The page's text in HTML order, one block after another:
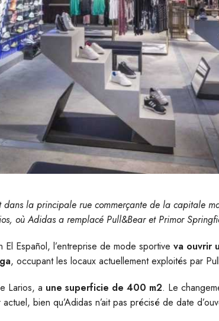
dans la principale rue commerçante de la capitale
où Adidas a remplacé Pull&Bear et Primor
Español, l’entreprise de mode sportive va ouvrir
, occupant les locaux actuellement exploités par
Larios, a une superficie de 400 m2. Le
bien qu’Adidas n’ait pas précisé de date